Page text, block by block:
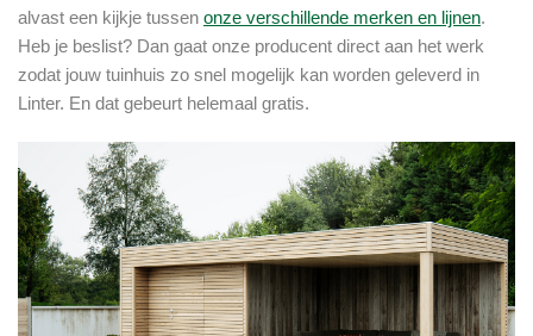
alvast een kijkje tussen onze verschillende merken en lijnen.
Heb je beslist? Dan gaat onze producent direct aan het werk
zodat jouw tuinhuis zo snel mogelijk kan worden geleverd in
Linter. En dat gebeurt helemaal gratis.